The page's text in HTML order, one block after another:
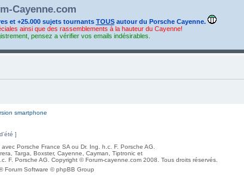
Cayenne.com
et +25.000 sujets tournants TOUSautour du Porsche Cayenne.
ainsi que des rassemblements à la hauteur du Cayenne!
pensez a vérifier vos emails indésirables.
smartphone
]
Porsche France SA ou Dr. Ing. h.c. F. Porsche AG.
Targa, Boxster, Cayenne, Cayman, Tiptronic et
F. Porsche AG. Copyright © Forum-cayenne.com 2008. Tous droits réservés.
Forum Software © phpBB Group